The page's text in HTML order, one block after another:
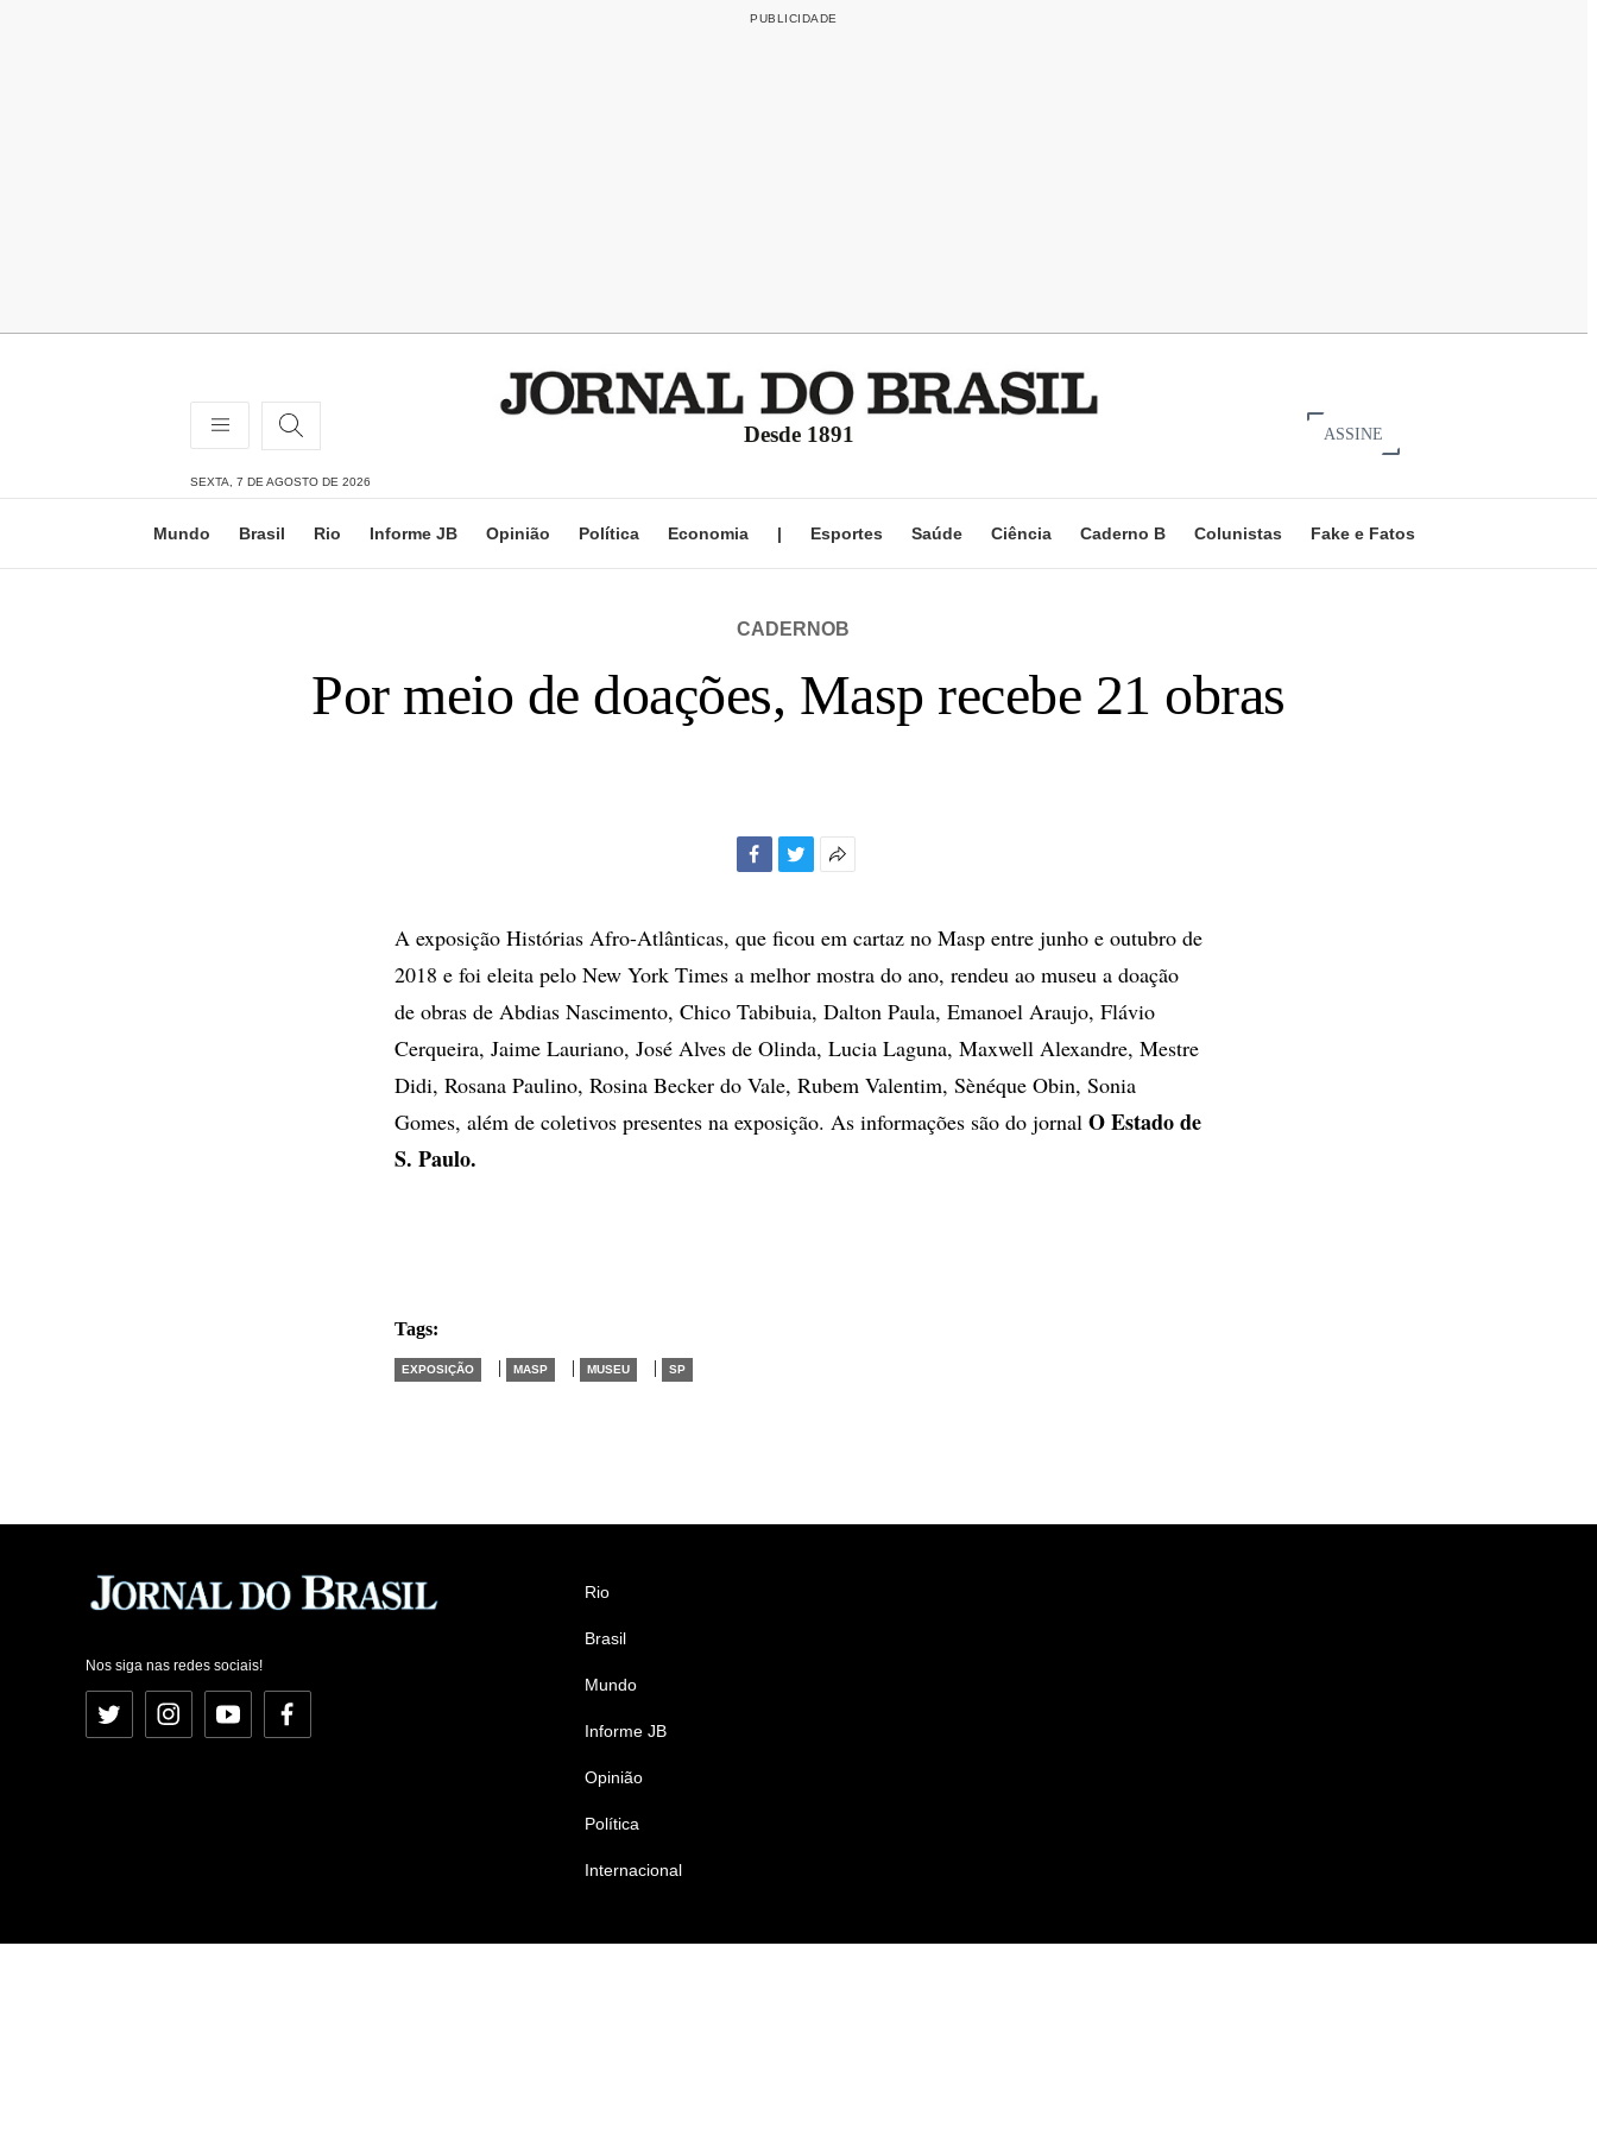
Desde 1891 ASSINE
SEXTA, 7 DE AGOSTO DE 2026
Mundo Brasil Rio Informe JB Opinião Política Economia | Esportes Saúde Ciência Caderno B Colunistas Fake e Fatos
CADERNOB
Por meio de doações, Masp recebe 21 obras
compartilhamento
A exposição Histórias Afro-Atlânticas, que ficou em cartaz no Masp entre junho e outubro de
2018 e foi eleita pelo New York Times a melhor mostra do ano, rendeu ao museu a doação
de obras de Abdias Nascimento, Chico Tabibuia, Dalton Paula, Emanoel Araujo, Flávio
Cerqueira, Jaime Lauriano, José Alves de Olinda, Lucia Laguna, Maxwell Alexandre, Mestre
Didi, Rosana Paulino, Rosina Becker do Vale, Rubem Valentim, Sènéque Obin, Sonia
Gomes, além de coletivos presentes na exposição. As informações são do jornal O Estado de
S. Paulo.
Tags:
EXPOSIÇÃO | MASP | MUSEU | SP
Nos siga nas redes sociais!
Twitter InstagramYouTubeFacebook
Rio
Brasil
Mundo
Informe JB
Opinião
Política
Internacional